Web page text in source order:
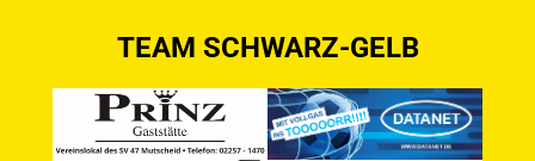
TEAM SCHWARZ-GELB